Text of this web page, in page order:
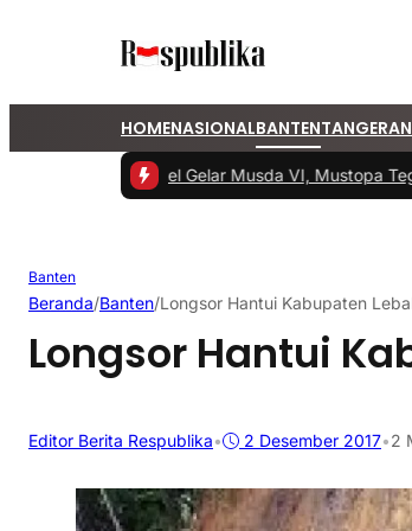
HOMENASIONALBANTEN
PKS Tangsel Gelar Musda VI, Mustopa
Banten
Beranda/Banten/Longsor Hantui Kabupaten
Longsor Hantui
Editor Berita Respublika• 2 Desember 2017•2